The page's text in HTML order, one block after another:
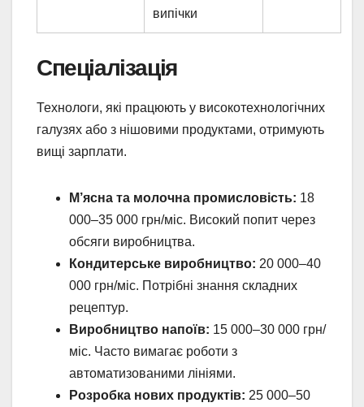
випічки
Спеціалізація
Технологи, які працюють у високотехнологічних
галузях або з нішовими продуктами, отримують
вищі зарплати.
М’ясна та молочна промисловість: 18
000–35 000 грн/міс. Високий попит через
обсяги виробництва.
Кондитерське виробництво: 20 000–40
000 грн/міс. Потрібні знання складних
рецептур.
Виробництво напоїв: 15 000–30 000 грн/
міс. Часто вимагає роботи з
автоматизованими лініями.
Розробка нових продуктів: 25 000–50